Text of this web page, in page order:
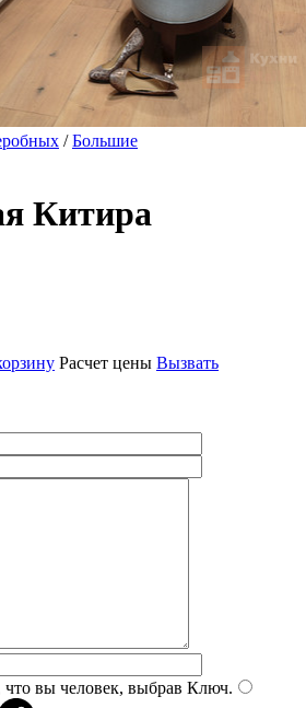
/Большие
Китира
Расчет цены Вызвать
вы человек, выбрав Ключ.